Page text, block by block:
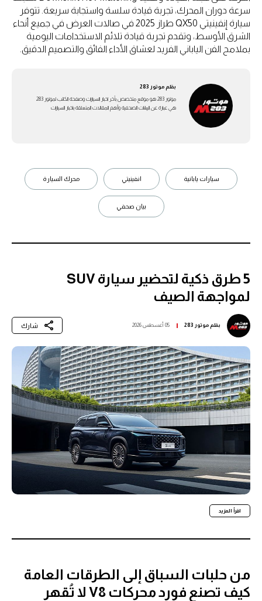
سرعة دوران المحرك، تجربة قيادة سلسة واستجابة سريعة. تتوفر
سيارة إنفينيتي QX50 طراز 2025 في صالات العرض في جميع أنحاء
الشرق الأوسط، وتقدم تجربة قيادة تلائم الاستخدامات اليومية
بملامح الفن الياباني الفريد لعشاق الأداء الفائق والتصميم الدقيق.
بقلمموتور 283
موتور 283 هو موقع متخصص بأخر اخبار السيارات وصفحة الكاتب لموتور 283
هي عبارة عن اليبانات الصحفية وأهم المقالات المتعلقة باخبار السيارات
سيارات يابانية انفينيتي محرك السيارة
بيان صحفي
5 طرق ذكية لتحضير سيارة SUV
لمواجهة الصيف
بقلمموتور 283 05 أغسطس 2026 شارك
اقرأ المزيد
من حلبات السباق إلى الطرقات العامة
كيف تصنع فورد محركات V8 لا تُقهر